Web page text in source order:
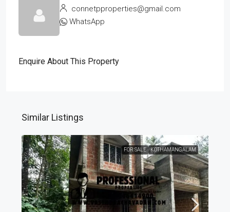
connetpproperties@gmail.com
WhatsApp
Enquire About This Property
Similar Listings
FOR SALE KOTHAMANGALAM